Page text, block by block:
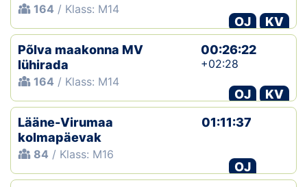
164 / Klass: M14
OJ
KV
Põlva maakonna MV
lühirada
164 / Klass: M14
00:26:22
+02:28
OJ
KV
Lääne-Virumaa
kolmapäevak
84 / Klass: M16
01:11:37
OJ